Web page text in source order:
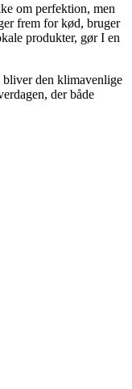
om perfektion, men
frem for kød, bruger
produkter, gør I en
den klimavenlige
der både